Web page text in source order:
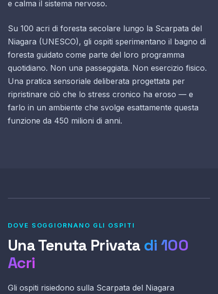
e calma il sistema nervoso.
Su 100 acri di foresta secolare lungo la Scarpata del
Niagara (UNESCO), gli ospiti sperimentano il bagno di
foresta guidato come parte del loro programma
quotidiano. Non una passeggiata. Non esercizio fisico.
Una pratica sensoriale deliberata progettata per
ripristinare ciò che lo stress cronico ha eroso — e
farlo in un ambiente che svolge esattamente questa
funzione da 450 milioni di anni.
DOVE SOGGIORNANO GLI OSPITI
Una Tenuta Privata di 100
Acri
Gli ospiti risiedono sulla Scarpata del Niagara